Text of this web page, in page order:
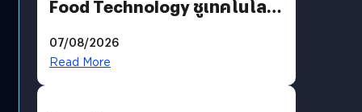
Food Technology ชูเทคโนโลยี
บริโภคและ B2B
07/08/2026
Read More